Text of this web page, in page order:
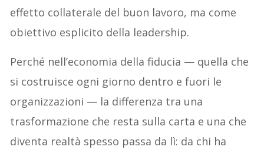
effetto collaterale del buon lavoro, ma come
obiettivo esplicito della leadership.
Perché nell’economia della fiducia — quella che
si costruisce ogni giorno dentro e fuori le
organizzazioni — la differenza tra una
trasformazione che resta sulla carta e una che
diventa realtà spesso passa da lì: da chi ha